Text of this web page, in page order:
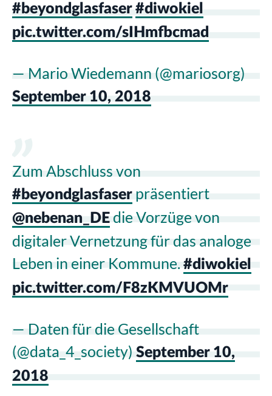
#beyondglasfaser #diwokiel
pic.twitter.com/sIHmfbcmad
— Mario Wiedemann (@mariosorg)
September 10, 2018
Zum Abschluss von
#beyondglasfaser präsentiert
@nebenan_DE die Vorzüge von
digitaler Vernetzung für das analoge
Leben in einer Kommune. #diwokiel
pic.twitter.com/F8zKMVUOMr
— Daten für die Gesellschaft
(@data_4_society) September 10,
2018